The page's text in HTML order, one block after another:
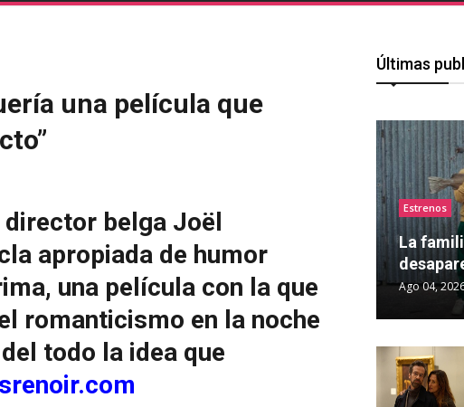
una película que
belga Joël
apropiada de humor
una película con la que
romanticismo en la noche
todo la idea que
Últimas
Estrenos
La
Ago 04,